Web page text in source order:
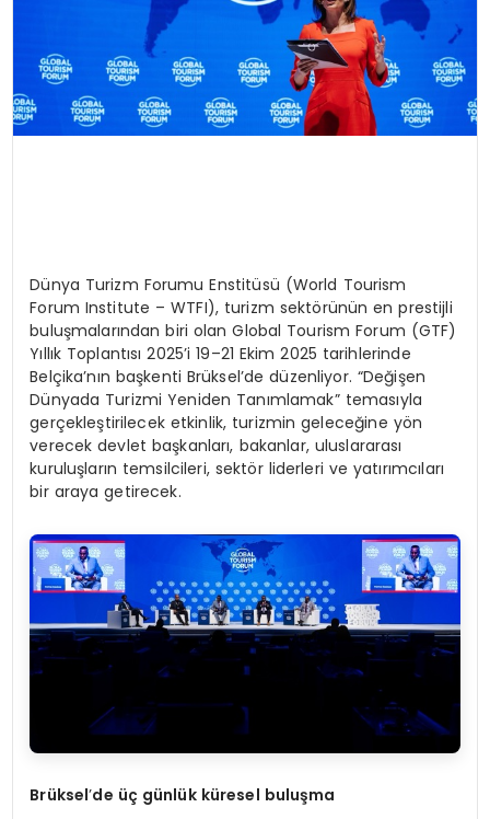
Dünya Turizm Forumu Enstitüsü (World Tourism
Forum Institute – WTFI), turizm sektörünün en prestijli
buluşmalarından biri olan Global Tourism Forum (GTF)
Yıllık Toplantısı 2025’i 19–21 Ekim 2025 tarihlerinde
Belçika’nın başkenti Brüksel’de düzenliyor. “Değişen
Dünyada Turizmi Yeniden Tanımlamak” temasıyla
gerçekleştirilecek etkinlik, turizmin geleceğine yön
verecek devlet başkanları, bakanlar, uluslararası
kuruluşların temsilcileri, sektör liderleri ve yatırımcıları
bir araya getirecek.
Brüksel’de üç günlük küresel buluşma